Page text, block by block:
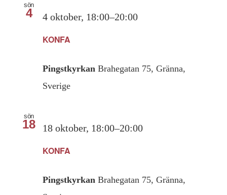
sön
4
KONFA
4 oktober, 18:00–20:00
Pingstkyrkan Brahegatan 75, Gränna,
Sverige
sön
18
KONFA
18 oktober, 18:00–20:00
Pingstkyrkan Brahegatan 75, Gränna,